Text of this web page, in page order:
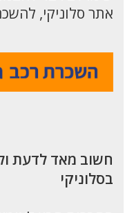
אתר סלוניקי,
חשוב מאד לדעת
בסלוניקי